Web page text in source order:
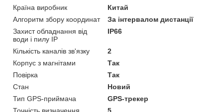
Країна виробник
Китай
Алгоритм збору координат
За інтервалом дистанції
Захист обладнання від
води і пилу IP
IP66
Кількість каналів зв'язку
2
Корпус з магнітами
Так
Повірка
Так
Стан
Новий
Тип GPS-приймача
GPS-трекер
Точність визначення
5